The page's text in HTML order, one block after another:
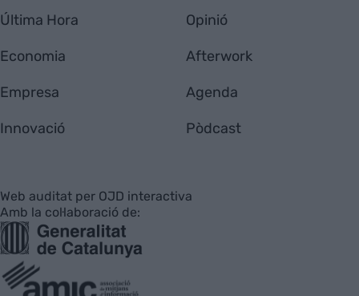
Última Hora
Economia
Empresa
Innovació
Opinió
Afterwork
Agenda
Pòdcast
Web auditat per OJD interactiva
Amb la col·laboració de: